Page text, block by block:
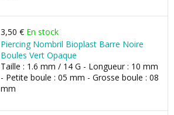
3,50 € En stock
Piercing Nombril Bioplast Barre Noire
Boules Vert Opaque
Taille : 1.6 mm / 14 G - Longueur : 10 mm
- Petite boule : 05 mm - Grosse boule : 08
mm